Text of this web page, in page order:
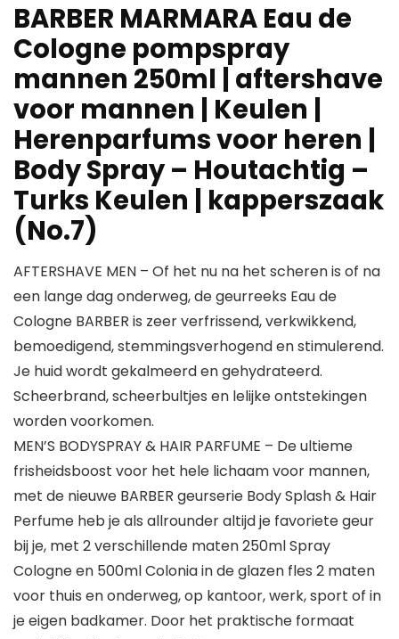
BARBER MARMARA Eau de
Cologne pompspray
mannen 250ml | aftershave
voor mannen | Keulen |
Herenparfums voor heren |
Body Spray – Houtachtig –
Turks Keulen | kapperszaak
(No.7)
AFTERSHAVE MEN – Of het nu na het scheren is of na
een lange dag onderweg, de geurreeks Eau de
Cologne BARBER is zeer verfrissend, verkwikkend,
bemoedigend, stemmingsverhogend en stimulerend.
Je huid wordt gekalmeerd en gehydrateerd.
Scheerbrand, scheerbultjes en lelijke ontstekingen
worden voorkomen.
MEN’S BODYSPRAY & HAIR PARFUME – De ultieme
frisheidsboost voor het hele lichaam voor mannen,
met de nieuwe BARBER geurserie Body Splash & Hair
Perfume heb je als allrounder altijd je favoriete geur
bij je, met 2 verschillende maten 250ml Spray
Cologne en 500ml Colonia in de glazen fles 2 maten
voor thuis en onderweg, op kantoor, werk, sport of in
je eigen badkamer. Door het praktische formaat